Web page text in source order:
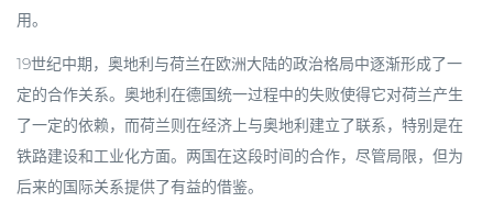
用。
19世纪中期，奥地利与荷兰在欧洲大陆的政治格局中逐渐形成了一
定的合作关系。奥地利在德国统一过程中的失败使得它对荷兰产生
了一定的依赖，而荷兰则在经济上与奥地利建立了联系，特别是在
铁路建设和工业化方面。两国在这段时间的合作，尽管局限，但为
后来的国际关系提供了有益的借鉴。